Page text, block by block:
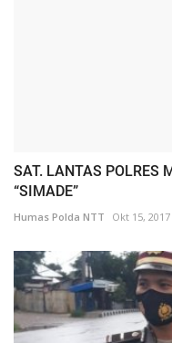
SAT. LANTAS POLRES
“SIMADE”
Humas Polda NTT Okt 15, 2017